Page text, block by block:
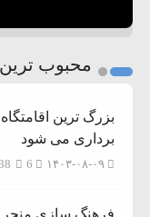
محبوب
بزرگ ترین
برداری می شود
۱۴۰۳-۰۸-۰۹